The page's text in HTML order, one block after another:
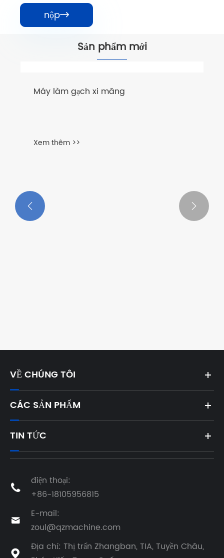
nộp
Sản phẩm mới
 
VỀ CHÚNG TÔI
CÁC SẢN PHẨM
TIN TỨC

điện thoại:
+86-18105956815

E-mail:
zoul@qzmachine.com

Địa chỉ: Thị trấn Zhangban, TIA, Tuyền Châu,